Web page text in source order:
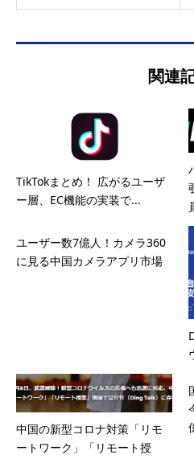
関連
TikTokまとめ！ 広がるユーザ
ー層、EC機能の実装で...
ユーザー数7億人！カメラ360
に見る中国カメラアプリ市場
中国の新型コロナ対策「リモ
ートワーク」「リモート授